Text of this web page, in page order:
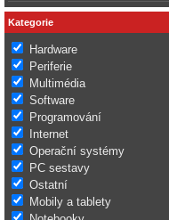
Kategorie
Hardware
Periferie
Multimédia
Software
Programování
Internet
Operační systémy
PC sestavy
Ostatní
Mobily a tablety